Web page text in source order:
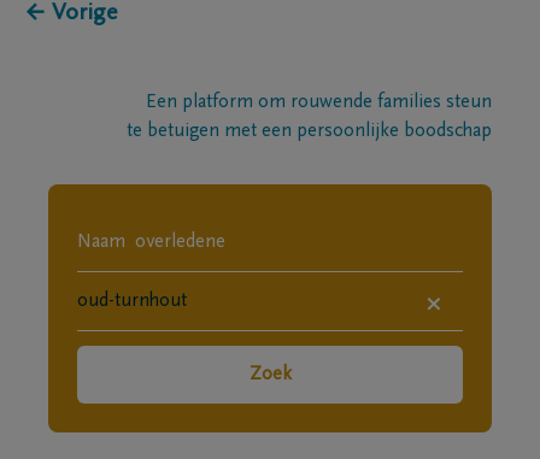
← Vorige
Een platform om rouwende families steun
te betuigen met een persoonlijke boodschap
×
Zoek